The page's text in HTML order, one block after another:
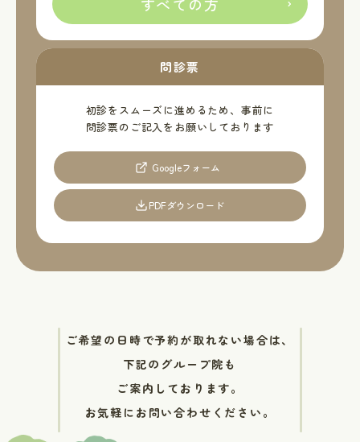
すべての方
問診票
初診をスムーズに進めるため、事前に
問診票のご記入をお願いしております
Googleフォーム
PDFダウンロード
ご希望の日時で予約が取れない場合は、
下記のグループ院も
ご案内しております。
お気軽にお問い合わせください。